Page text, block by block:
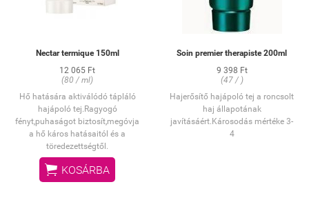
Nectar termique 150ml
12 065 Ft
(80 / ml)
Hő hatására aktiválódó tápláló
hajápoló tej.Ragyogó
fényt,puhaságot biztosít,megóvja
a hő káros hatásaitól és a
töredezettségtől.
 KOSÁRBA
Soin premier therapiste 200ml
9 398 Ft
(47 / )
Hajerősítő hajápoló tej a roncsolt
haj állapotának
javításáért.Károsodás mértéke 3-
4